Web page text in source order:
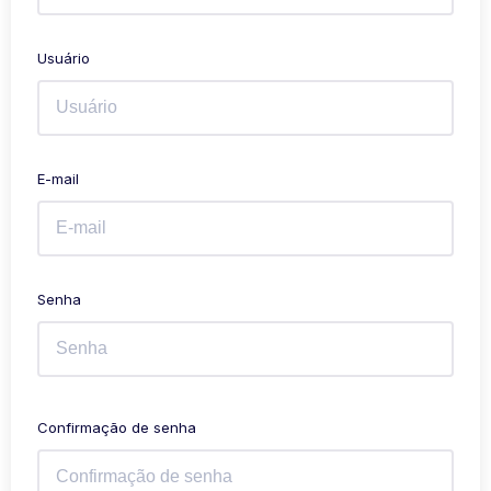
Usuário
E-mail
Senha
Confirmação de senha